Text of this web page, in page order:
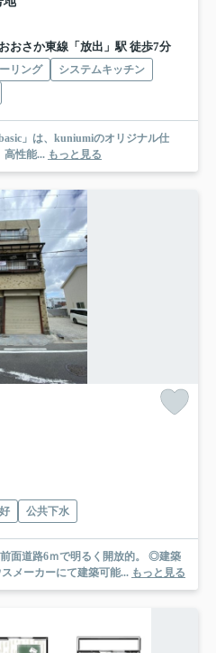
おおさか東線「放出」駅 徒歩7分
リング
システムキッチン
」は、kuniumiのオリジナル仕
高性能... もっと見る
公共下水
道路6ｍで明るく開放的。 ◎建築
メーカーにて建築可能... もっと見る